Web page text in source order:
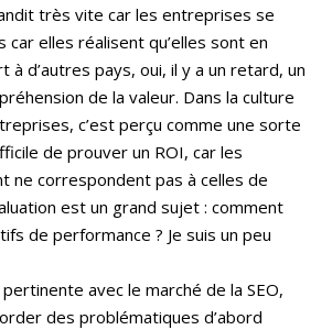
très vite car les entreprises se
car elles réalisent qu’elles sont en
à d’autres pays, oui, il y a un retard, un
de la valeur. Dans la culture
c’est perçu comme une sorte
de prouver un ROI, car les
ne correspondent pas à celles de
est un grand sujet : comment
de performance ? Je suis un peu
avec le marché de la SEO,
des problématiques d’abord